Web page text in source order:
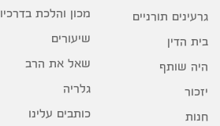
גרעינים תורניים
בית הדין
היה שותף
יזכור
חנות
מכון והלכת בדרכיו
שיעורים
שאל את הרב
גלריה
כותבים עלינו